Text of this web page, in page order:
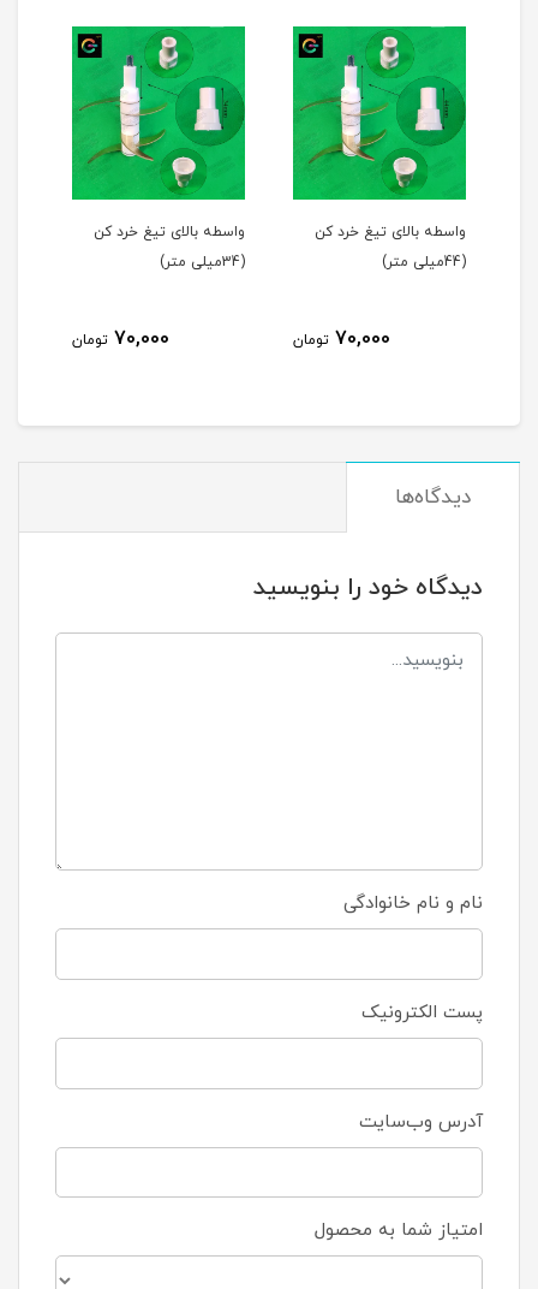
واسطه بالای تیغ خرد کن
(44میلی متر)
70,000 تومان
واسطه بالای تیغ خرد کن
(34میلی متر)
70,000 تومان
دیدگاه‌ها
دیدگاه خود را بنویسید
نام و نام خانوادگی
پست الکترونیک
آدرس وب‌سایت
امتیاز شما به محصول